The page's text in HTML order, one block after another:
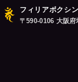
フィリアボクシ
〒590-0106 大阪